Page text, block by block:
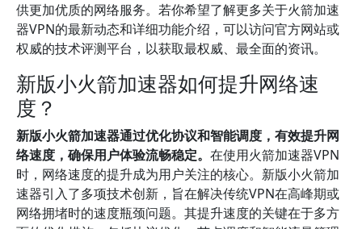
供更加优质的网络服务。若你希望了解更多关于火箭加速
器VPN的最新动态和详细功能介绍，可以访问官方网站或
权威的技术评测平台，以获取最权威、最全面的资讯。
新版小火箭加速器如何提升网络速
度？
新版小火箭加速器通过优化协议和智能调度，有效提升网
络速度，确保用户体验流畅稳定。 在使用火箭加速器VPN
时，网络速度的提升成为用户关注的核心。新版小火箭加
速器引入了多项技术创新，旨在解决传统VPN在高峰期或
网络拥堵时的速度瓶颈问题。其提升速度的关键在于多方